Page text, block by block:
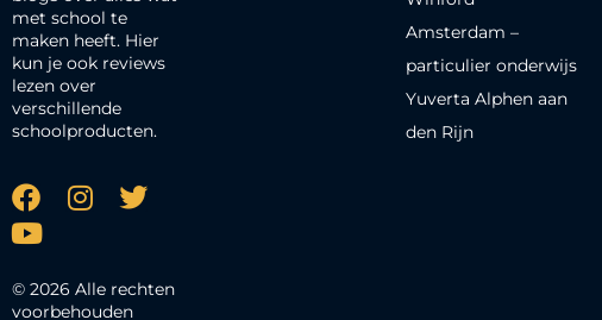
met school te
maken heeft. Hier
kun je ook reviews
lezen over
verschillende
schoolproducten.
© 2026 Alle rechten
voorbehouden
Amsterdam –
particulier onderwijs
Yuverta Alphen aan
den Rijn